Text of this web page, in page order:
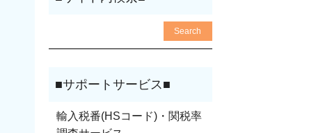
輸入税番(HSコード)・関税率